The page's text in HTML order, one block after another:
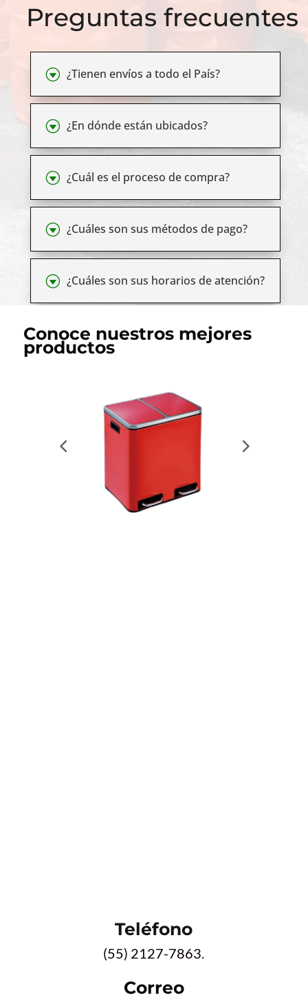
Preguntas frecuentes
G ¿Tienen envíos a todo el País?
G ¿En dónde están ubicados?
G ¿Cuál es el proceso de compra?
G ¿Cuáles son sus métodos de pago?
G ¿Cuáles son sus horarios de atención?
Conoce nuestros mejores
productos
Teléfono
(55) 2127-7863.
Correo